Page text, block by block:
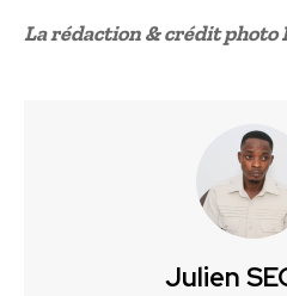
La rédaction & crédit photo
Julien